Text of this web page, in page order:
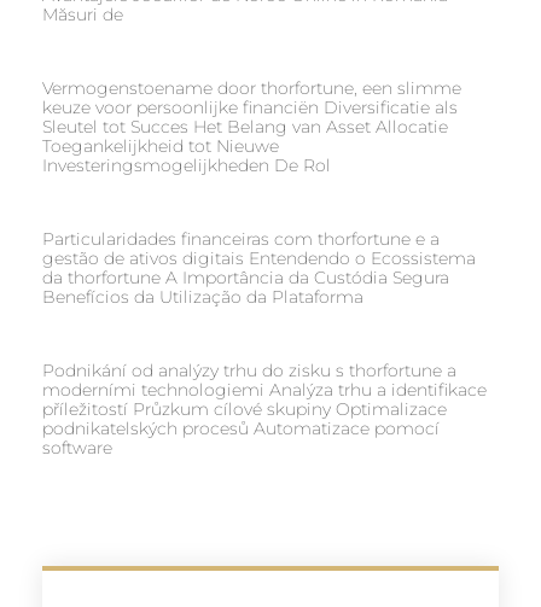
Măsuri de
Vermogenstoename door thorfortune, een slimme
keuze voor persoonlijke financiën Diversificatie als
Sleutel tot Succes Het Belang van Asset Allocatie
Toegankelijkheid tot Nieuwe
Investeringsmogelijkheden De Rol
Particularidades financeiras com thorfortune e a
gestão de ativos digitais Entendendo o Ecossistema
da thorfortune A Importância da Custódia Segura
Benefícios da Utilização da Plataforma
Podnikání od analýzy trhu do zisku s thorfortune a
moderními technologiemi Analýza trhu a identifikace
příležitostí Průzkum cílové skupiny Optimalizace
podnikatelských procesů Automatizace pomocí
software